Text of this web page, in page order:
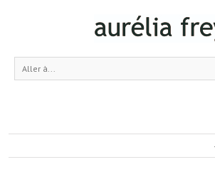
Aller à...